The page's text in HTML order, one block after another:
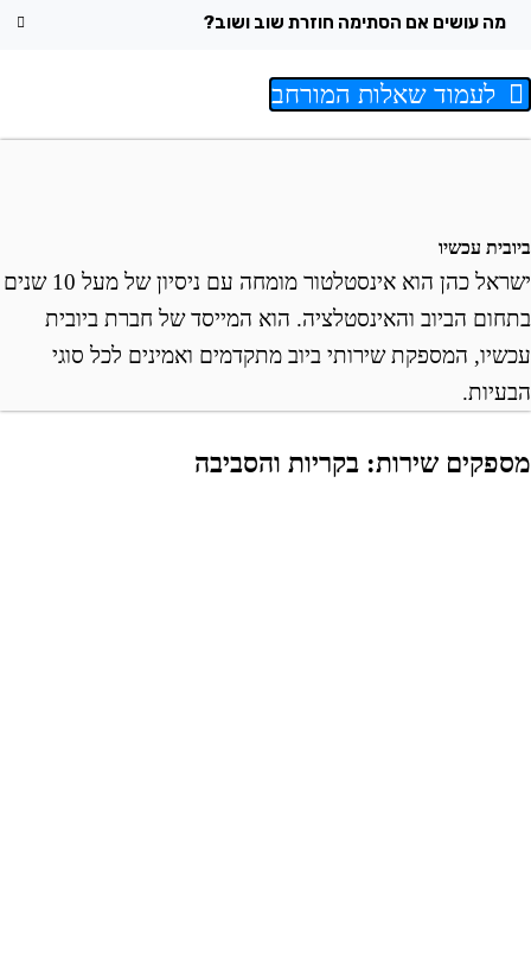
מה עושים אם הסתימה חוזרת שוב ושוב?
לעמוד שאלות המורחב
עכשיו
ישראל כהן הוא אינסטלטור מומחה עם ניסיון של מעל 10 שנים
הביוב והאינסטלציה. הוא המייסד של חברת ביובית
המספקת שירותי ביוב מתקדמים ואמינים לכל סוגי
שירות: בקריות והסביבה